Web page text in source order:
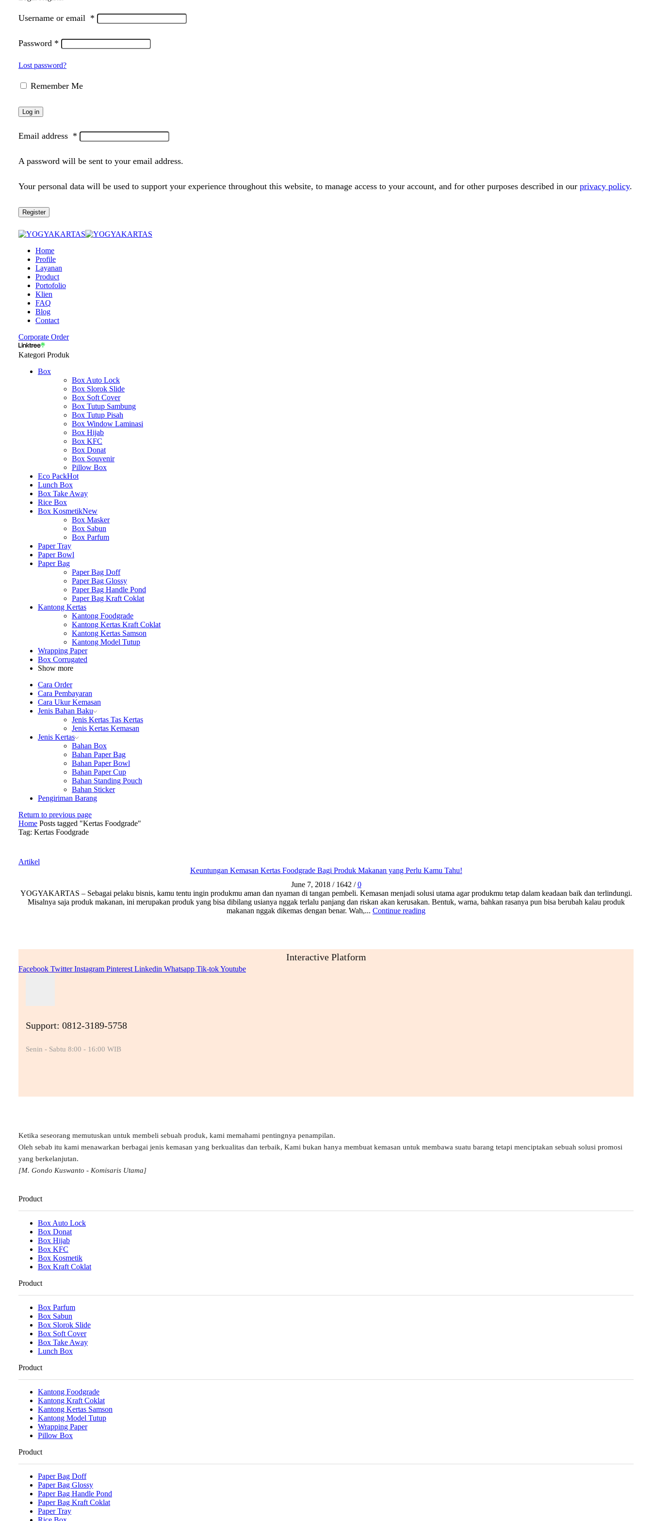
Username or email *
Password *
Lost password?
Remember Me
Log in
Email address *
A password will be sent to your email address.
Your personal data will be used to support your experience throughout this website, to manage access to your account, and for other purposes described in our privacy policy.
Register
Home
Profile
Layanan
Product
Portofolio
Klien
FAQ
Blog
Contact
Corporate Order
Kategori Produk
Box
Box Auto Lock
Box Slorok Slide
Box Soft Cover
Box Tutup Sambung
Box Tutup Pisah
Box Window Laminasi
Box Hijab
Box KFC
Box Donat
Box Souvenir
Pillow Box
Eco PackHot
Lunch Box
Box Take Away
Rice Box
Box KosmetikNew
Box Masker
Box Sabun
Box Parfum
Paper Tray
Paper Bowl
Paper Bag
Paper Bag Doff
Paper Bag Glossy
Paper Bag Handle Pond
Paper Bag Kraft Coklat
Kantong Kertas
Kantong Foodgrade
Kantong Kertas Kraft Coklat
Kantong Kertas Samson
Kantong Model Tutup
Wrapping Paper
Box Corrugated
Show more
Cara Order
Cara Pembayaran
Cara Ukur Kemasan
Jenis Bahan Baku
Jenis Kertas Tas Kertas
Jenis Kertas Kemasan
Jenis Kertas
Bahan Box
Bahan Paper Bag
Bahan Paper Bowl
Bahan Paper Cup
Bahan Standing Pouch
Bahan Sticker
Pengiriman Barang
Return to previous page
Home Posts tagged "Kertas Foodgrade"
Tag: Kertas Foodgrade
Artikel
Keuntungan Kemasan Kertas Foodgrade Bagi Produk Makanan yang Perlu Kamu Tahu!
June 7, 2018 / 1642 / 0
YOGYAKARTAS – Sebagai pelaku bisnis, kamu tentu ingin produkmu aman dan nyaman di tangan pembeli. Kemasan menjadi solusi utama agar produkmu tetap dalam keadaan baik dan terlindungi.
Misalnya saja produk makanan, ini merupakan produk yang bisa dibilang usianya nggak terlalu panjang dan riskan akan kerusakan. Bentuk, warna, bahkan rasanya pun bisa berubah kalau produk
makanan nggak dikemas dengan benar. Wah,... Continue reading
Interactive Platform
Facebook Twitter Instagram Pinterest Linkedin Whatsapp Tik-tokYoutube
Support: 0812-3189-5758
Senin - Sabtu 8:00 - 16:00 WIB
Ketika seseorang memutuskan untuk membeli sebuah produk, kami memahami pentingnya penampilan.
Oleh sebab itu kami menawarkan berbagai jenis kemasan yang berkualitas dan terbaik, Kami bukan hanya membuat kemasan untuk membawa suatu barang tetapi menciptakan sebuah solusi promosi
yang berkelanjutan.
[M. Gondo Kuswanto - Komisaris Utama]
Product
Box Auto Lock
Box Donat
Box Hijab
Box KFC
Box Kosmetik
Box Kraft Coklat
Product
Box Parfum
Box Sabun
Box Slorok Slide
Box Soft Cover
Box Take Away
Lunch Box
Product
Kantong Foodgrade
Kantong Kraft Coklat
Kantong Kertas Samson
Kantong Model Tutup
Wrapping Paper
Pillow Box
Product
Paper Bag Doff
Paper Bag Glossy
Paper Bag Handle Pond
Paper Bag Kraft Coklat
Paper Tray